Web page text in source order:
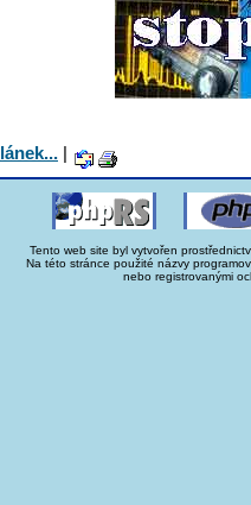
|
Tento web site byl vytvořen
Na této stránce použité názvy
nebo registrovanými